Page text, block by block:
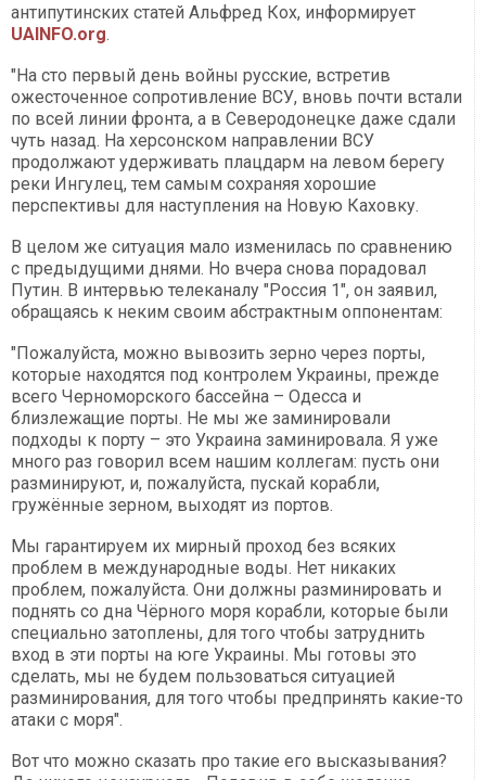
антипутинских статей Альфред Кох, информирует
UAINFO.org.
"На сто первый день войны русские, встретив
ожесточенное сопротивление ВСУ, вновь почти встали
по всей линии фронта, а в Северодонецке даже сдали
чуть назад. На херсонском направлении ВСУ
продолжают удерживать плацдарм на левом берегу
реки Ингулец, тем самым сохраняя хорошие
перспективы для наступления на Новую Каховку.
В целом же ситуация мало изменилась по сравнению
с предыдущими днями. Но вчера снова порадовал
Путин. В интервью телеканалу "Россия 1", он заявил,
обращаясь к неким своим абстрактным оппонентам:
"Пожалуйста, можно вывозить зерно через порты,
которые находятся под контролем Украины, прежде
всего Черноморского бассейна – Одесса и
близлежащие порты. Не мы же заминировали
подходы к порту – это Украина заминировала. Я уже
много раз говорил всем нашим коллегам: пусть они
разминируют, и, пожалуйста, пускай корабли,
гружённые зерном, выходят из портов.
Мы гарантируем их мирный проход без всяких
проблем в международные воды. Нет никаких
проблем, пожалуйста. Они должны разминировать и
поднять со дна Чёрного моря корабли, которые были
специально затоплены, для того чтобы затруднить
вход в эти порты на юге Украины. Мы готовы это
сделать, мы не будем пользоваться ситуацией
разминирования, для того чтобы предпринять какие-то
атаки с моря".
Вот что можно сказать про такие его высказывания?